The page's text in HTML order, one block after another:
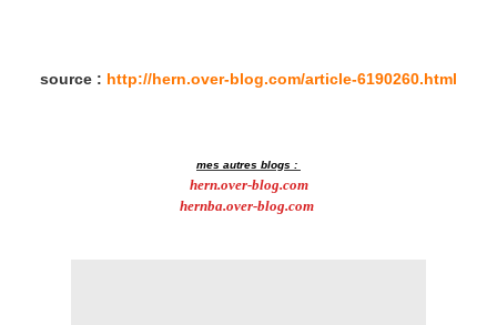
source : http://hern.over-blog.com/article-6190260.html
mes autres blogs :
hern.over-blog.com
hernba.over-blog.com